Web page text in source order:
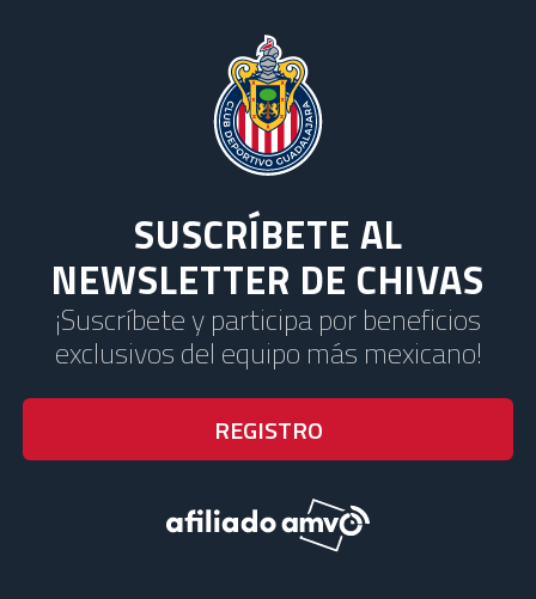
SUSCRÍBETE AL
NEWSLETTER DE CHIVAS
¡Suscríbete y participa por beneficios
exclusivos del equipo más mexicano!